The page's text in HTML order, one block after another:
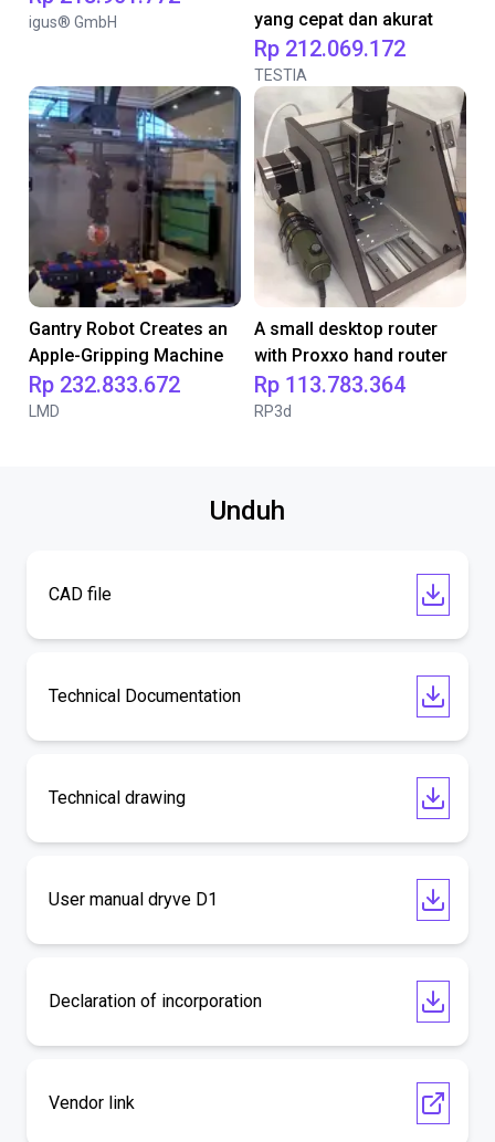
igus® GmbH
yang cepat dan akurat
Rp 212.069.172
TESTIA
Gantry Robot Creates an
Apple-Gripping Machine
Rp 232.833.672
LMD
A small desktop router
with Proxxo hand router
Rp 113.783.364
RP3d
Unduh
CAD file
Technical Documentation
Technical drawing
User manual dryve D1
Declaration of incorporation
Vendor link